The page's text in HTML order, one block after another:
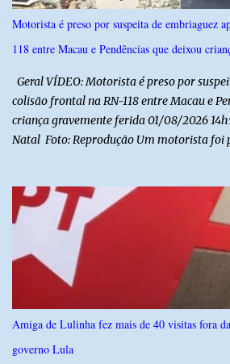
e debater o seu conteúdo. De acordo com
Municipal de Educação poderá expedir
necessárias ao cumprimento da lei.
Motorista é preso por suspeita de embriaguez
118 entre Macau e Pendências que deixou
Geral VÍDEO: Motorista é preso por
colisão frontal na RN-118 entre Macau e
criança gravemente ferida 01/08/2026
Natal Foto: Reprodução Um motorista foi
na RN-118, entre Macau e Pendências.
dois carros que seguiam em sentidos
Um dos condutores apresentava sinais de
ao Hospital Regional Tarcísio Maia, em
flagrante. O exame pericial para
organismo está em andamento. No outro
funcionários da Caern que seguiam para
motorista e uma mulher sofreram
estava no carro com o grupo, ficou
Amiga de Lulinha fez mais de 40 visitas fora
governo Lula